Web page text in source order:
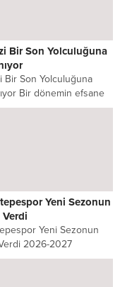
Bir Son Yolculuğuna
Bir Son Yolculuğuna
Bir dönemin efsane
Spor
Yeni Sezonun
Verdi
Yeni Sezonun
Verdi 2026-2027
İstanbul Süper